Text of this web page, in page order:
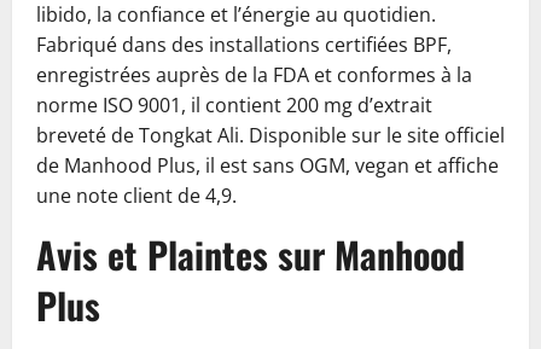
libido, la confiance et l’énergie au quotidien.
Fabriqué dans des installations certifiées BPF,
enregistrées auprès de la FDA et conformes à la
norme ISO 9001, il contient 200 mg d’extrait
breveté de Tongkat Ali. Disponible sur le site officiel
de Manhood Plus, il est sans OGM, vegan et affiche
une note client de 4,9.
Avis et Plaintes sur Manhood
Plus